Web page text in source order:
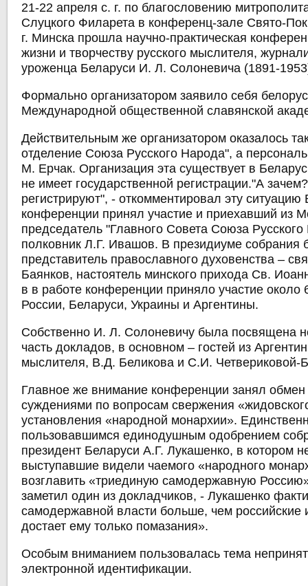
21-22 апреля с. г. по благословению
Слуцкого Филарета в конференц-зале Свято-
г. Минска прошла научно-практическая
жизни и творчеству русского мыслителя,
уроженца Беларуси И. Л. Солоневича (1891-
Формально организатором заявило себя
Международной общественной славянской
Действительным же организатором оказалось
отделение Союза Русского Народа", а
М. Ерчак. Организация эта существует в
не имеет государственной регистрации."А
регистрируют", - откомментировал эту
конференции принял участие и приехавший из
председатель "Главного Совета Союза
полковник Л.Г. Ивашов. В президиуме собрания
представитель православного духовенства –
Баянков, настоятель минского прихода Св.
в в работе конференции приняло участие около
России, Беларуси, Украины и Аргентины.
Собственно И. Л. Солоневичу была посвящена
часть докладов, в основном – гостей из
мыслителя, В.Д. Беликова и С.И. Четвериковой-
Главное же внимание конференции занял
суждениями по вопросам свержения
установления «народной монархии».
пользовавшимся единодушным одобрением
президент Беларуси А.Г. Лукашенко, в котором
выступавшие видели чаемого «народного
возглавить «триединую самодержавную
заметил один из докладчиков, - Лукашенко
самодержавной власти больше, чем российские
достает ему только помазания».
Особым вниманием пользовалась тема
электронной идентификации.